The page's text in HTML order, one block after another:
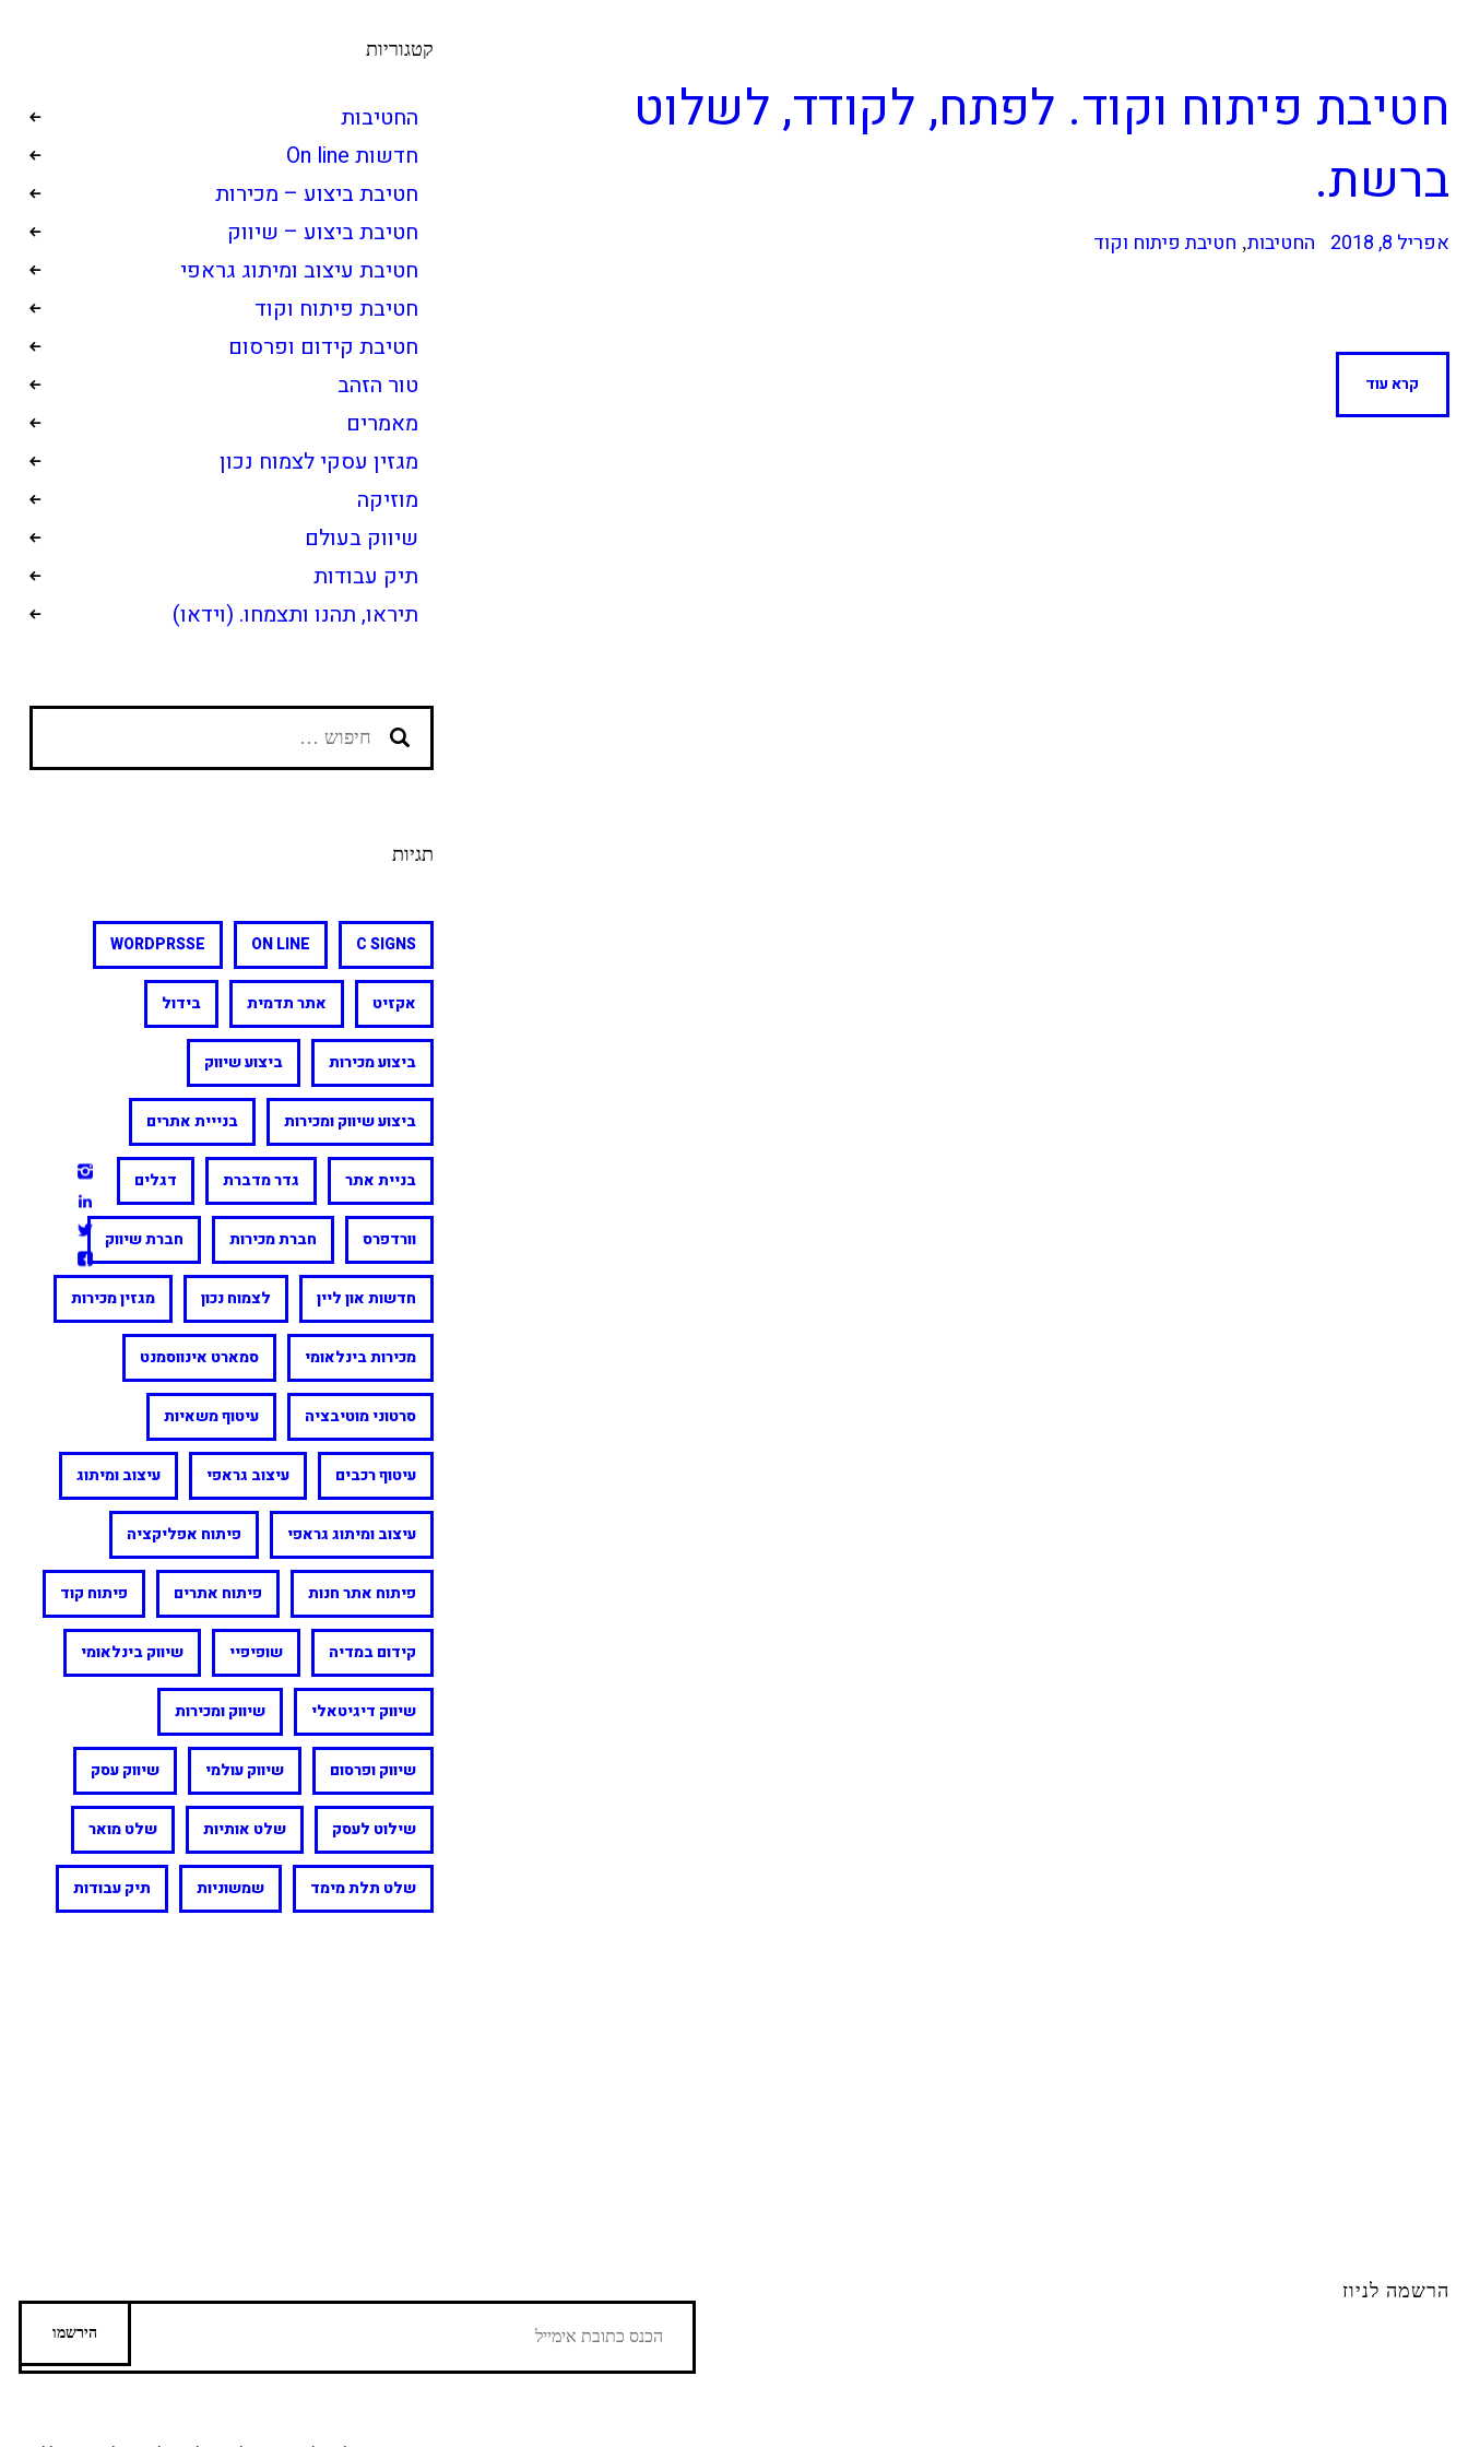
חטיבת פיתוח וקוד. לפתח, לקודד, לשלוט
ברשת.
אפריל 8, 2018 החטיבות, חטיבת פיתוח וקוד
קרא עוד
קטגוריות
החטיבות
חדשות On line
חטיבת ביצוע – מכירות
חטיבת ביצוע – שיווק
חטיבת עיצוב ומיתוג גראפי
חטיבת פיתוח וקוד
חטיבת קידום ופרסום
טור הזהב
מאמרים
מגזין עסקי לצמוח נכון
מוזיקה
שיווק בעולם
תיק עבודות
תיראו, תהנו ותצמחו. (וידאו)
חיפוש:
תגיות
C SIGNS
ON LINE
WORDPRSSE
אקזיט אתר תדמית בידול
ביצוע מכירות ביצוע שיווק
ביצוע שיווק ומכירות בנייית אתרים
בניית אתר גדר מדברת דגלים
וורדפרס חברת מכירות חברת שיווק
חדשות און ליין לצמוח נכון מגזין מכירות
מכירות בינלאומי סמארט אינווסמנט
סרטוני מוטיבציה עיטוף משאיות
עיטוף רכבים עיצוב גראפי עיצוב ומיתוג
עיצוב ומיתוג גראפי פיתוח אפליקציה
פיתוח אתר חנות פיתוח אתרים פיתוח קוד
קידום במדיה שופיפיי שיווק בינלאומי
שיווק דיגיטאלי שיווק ומכירות
שיווק ופרסום שיווק עולמי שיווק עסק
שילוט לעסק שלט אותיות שלט מואר
שלט תלת מימד שמשוניות תיק עבודות
הרשמה לניוז